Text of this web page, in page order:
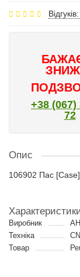
+38 (067)
72
Опис
106902 Пас
Виробник
Техніка
Товар